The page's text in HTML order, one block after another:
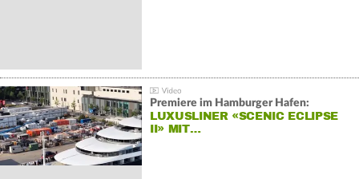
Premiere im Hamburger Hafen:
LUXUSLINER «SCENIC ECLIPSE
II» MIT…